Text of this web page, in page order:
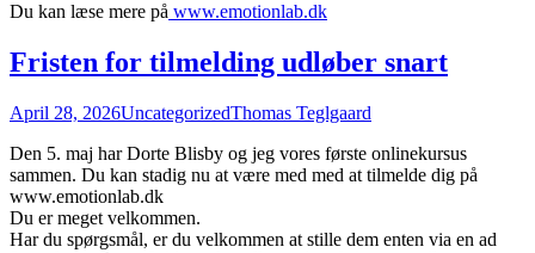
Du kan læse mere på www.emotionlab.dk
Fristen for tilmelding udløber snart
April 28, 2026UncategorizedThomas Teglgaard
Den 5. maj har Dorte Blisby og jeg vores første onlinekursus
sammen. Du kan stadig nu at være med med at tilmelde dig på
www.emotionlab.dk
Du er meget velkommen.
Har du spørgsmål, er du velkommen at stille dem enten via en ad